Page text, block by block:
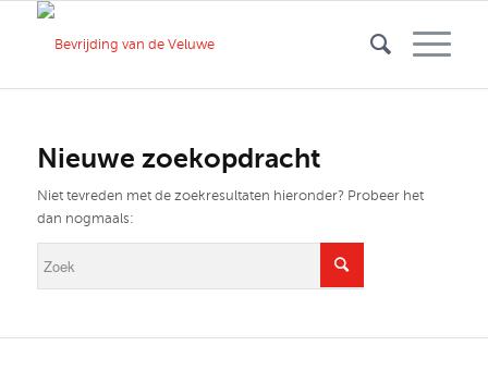
Nieuwe zoekopdracht
Niet tevreden met de zoekresultaten hieronder? Probeer het
dan nogmaals: